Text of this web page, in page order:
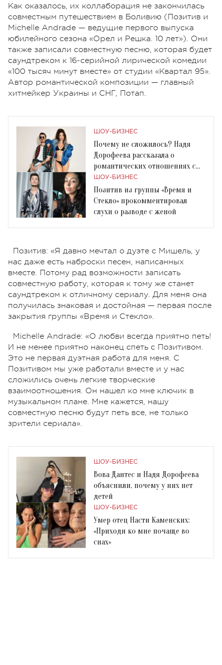
Как оказалось, их коллаборация не закончилась
совместным путешествием в Боливию (Позитив и
Michelle Andrade — ведущие первого выпуска
юбилейного сезона «Орел и Решка. 10 лет»). Они
также записали совместную песню, которая будет
саундтреком к 16-серийной лирической комедии
«100 тысяч минут вместе» от студии «Квартал 95».
Автор романтической композиции — главный
хитмейкер Украины и СНГ, Потап.
ШОУ-БИЗНЕС
Почему не сложилось? Надя
Дорофеева рассказала о
романтических отношениях с
Позитивом
ШОУ-БИЗНЕС
Позитив из группы «Время и
Стекло» прокомментировал
слухи о разводе с женой
Позитив: «Я давно мечтал о дуэте с Мишель, у
нас даже есть наброски песен, написанных
вместе. Потому рад возможности записать
совместную работу, которая к тому же станет
саундтреком к отличному сериалу. Для меня она
получилась знаковая и достойная — первая после
закрытия группы «Время и Стекло».
Michelle Andrade: «О любви всегда приятно петь!
И не менее приятно наконец спеть с Позитивом.
Это не первая дуэтная работа для меня. С
Позитивом мы уже работали вместе и у нас
сложились очень легкие творческие
взаимоотношения. Он нашел ко мне ключик в
музыкальном плане. Мне кажется, нашу
совместную песню будут петь все, не только
зрители сериала».
ШОУ-БИЗНЕС
Вова Дантес и Надя Дорофеева
объяснили, почему у них нет
детей
ШОУ-БИЗНЕС
Умер отец Насти Каменских:
«Приходи ко мне почаще во
снах»